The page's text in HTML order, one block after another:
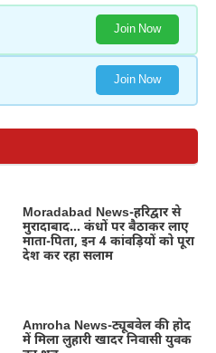
Join Now
Join Now
Moradabad News-हरिद्वार से
मुरादाबाद… कंधों पर बैठाकर लाए
माता-पिता, इन 4 कांवड़ियों को पूरा
देश कर रहा सलाम
Amroha News-ट्यूबवेल की होद
में मिला लुहारी खादर निवासी युवक